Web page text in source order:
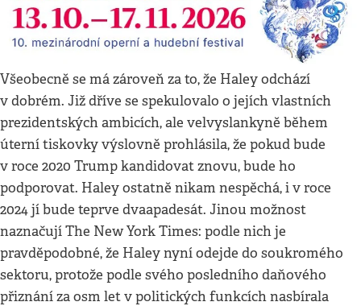
Všeobecně se má zároveň za to, že Haley odchází
v dobrém. Již dříve se spekulovalo o jejích vlastních
prezidentských ambicích, ale velvyslankyně během
úterní tiskovky výslovně prohlásila, že pokud bude
v roce 2020 Trump kandidovat znovu, bude ho
podporovat. Haley ostatně nikam nespěchá, i v roce
2024 jí bude teprve dvaapadesát. Jinou možnost
naznačují The New York Times: podle nich je
pravděpodobné, že Haley nyní odejde do soukromého
sektoru, protože podle svého posledního daňového
přiznání za osm let v politických funkcích nasbírala